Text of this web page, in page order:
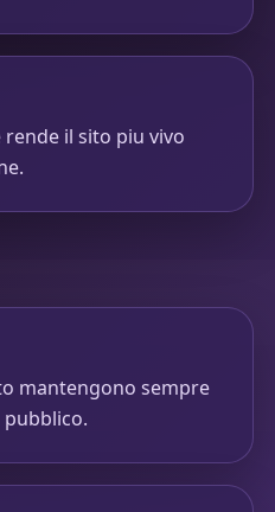
il sito piu vivo
mantengono sempre